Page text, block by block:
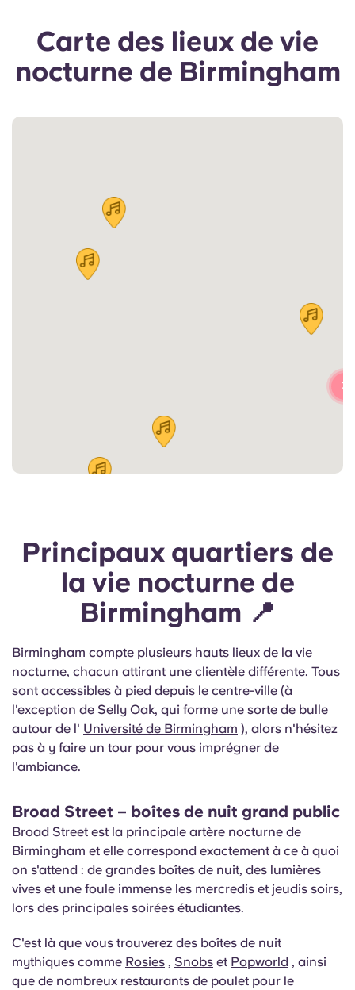
Carte des lieux de vie
nocturne de Birmingham
3
Principaux quartiers de
la vie nocturne de
Birmingham 📍
Birmingham compte plusieurs hauts lieux de la vie
nocturne, chacun attirant une clientèle différente. Tous
sont accessibles à pied depuis le centre-ville (à
l'exception de Selly Oak, qui forme une sorte de bulle
autour de l' Université de Birmingham ), alors n'hésitez
pas à y faire un tour pour vous imprégner de
l'ambiance.
Broad Street – boîtes de nuit grand public
Broad Street est la principale artère nocturne de
Birmingham et elle correspond exactement à ce à quoi
on s'attend : de grandes boîtes de nuit, des lumières
vives et une foule immense les mercredis et jeudis soirs,
lors des principales soirées étudiantes.
C'est là que vous trouverez des boîtes de nuit
mythiques comme Rosies , Snobs et Popworld , ainsi
que de nombreux restaurants de poulet pour le